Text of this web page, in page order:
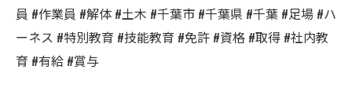
員 #作業員 #解体 #土木 #千葉市 #千葉県 #千葉 #足場 #ハ
ーネス #特別教育 #技能教育 #免許 #資格 #取得 #社内教
育 #有給 #賞与